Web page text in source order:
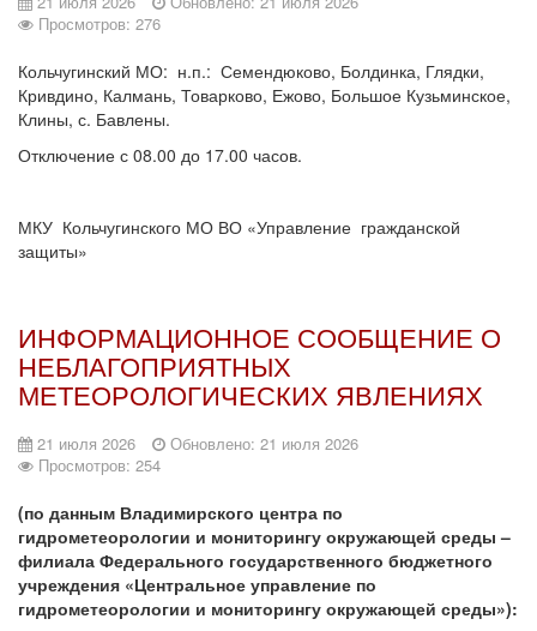
Просмотров: 276
Кольчугинский МО: н.п.: Семендюково, Болдинка, Глядки,
Кривдино, Калмань, Товарково, Ежово, Большое Кузьминское,
Клины, с. Бавлены.
Отключение с 08.00 до 17.00 часов.
МКУ Кольчугинского МО ВО «Управление гражданской
защиты»
ИНФОРМАЦИОННОЕ СООБЩЕНИЕ О
НЕБЛАГОПРИЯТНЫХ
МЕТЕОРОЛОГИЧЕСКИХ ЯВЛЕНИЯХ
21 июля 2026
Обновлено: 21 июля 2026
Просмотров: 254
(по данным Владимирского центра по
гидрометеорологии и мониторингу окружающей среды –
филиала Федерального государственного бюджетного
учреждения «Центральное управление по
гидрометеорологии и мониторингу окружающей среды»):